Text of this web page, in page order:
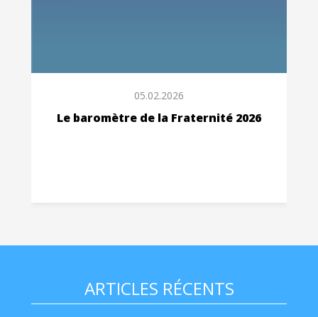
05.02.2026
Le baromètre de la Fraternité 2026
ARTICLES RÉCENTS